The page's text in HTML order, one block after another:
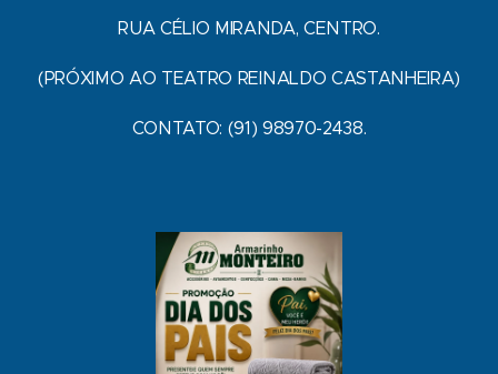
RUA CÉLIO MIRANDA, CENTRO.
(PRÓXIMO AO TEATRO REINALDO CASTANHEIRA)
CONTATO: (91) 98970-2438.